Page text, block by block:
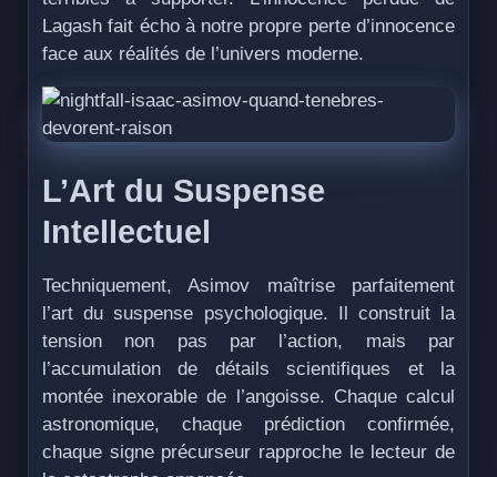
Lagash fait écho à notre propre perte d’innocence
face aux réalités de l’univers moderne.
L’Art du Suspense
Intellectuel
Techniquement, Asimov maîtrise parfaitement
l’art du suspense psychologique. Il construit la
tension non pas par l’action, mais par
l’accumulation de détails scientifiques et la
montée inexorable de l’angoisse. Chaque calcul
astronomique, chaque prédiction confirmée,
chaque signe précurseur rapproche le lecteur de